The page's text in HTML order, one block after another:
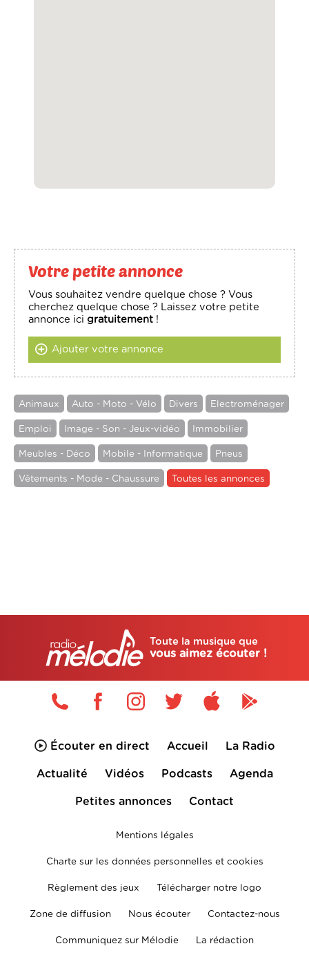
Votre petite annonce
Vous souhaitez vendre quelque chose ? Vous
cherchez quelque chose ? Laissez votre petite
annonce icigratuitement !
Ajouter votre annonce
Animaux Auto - Moto - Vélo Divers Electroménager
Emploi Image - Son - Jeux-vidéo Immobilier
Meubles - Déco Mobile - Informatique Pneus
Vêtements - Mode - Chaussure Toutes les annonces
Toute la musique que
vous aimez écouter !
Écouter en direct Accueil La Radio
Actualité Vidéos Podcasts Agenda
Petites annonces Contact
Mentions légales
Charte sur les données personnelles et cookies
Règlement des jeux Télécharger notre logo
Zone de diffusion Nous écouter Contactez-nous
Communiquez sur Mélodie La rédaction